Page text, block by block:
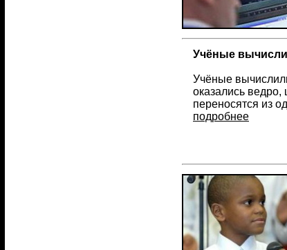
Учёные
Учёные
оказались ведро,
переносятся из
подробнее